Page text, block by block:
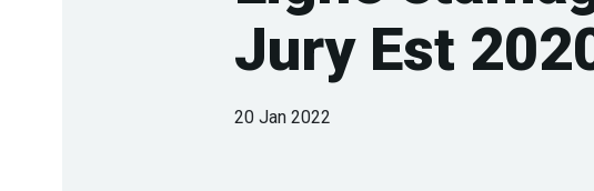
Jury Est
20 Jan 2022